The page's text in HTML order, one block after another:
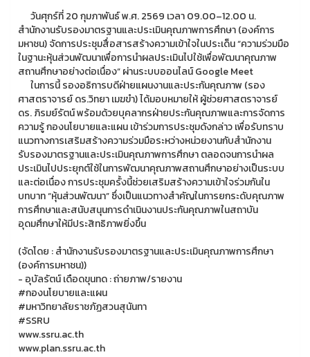
วันศุกร์ที่ 20 กุมภาพันธ์ พ.ศ. 2569 เวลา 09.00–12.00 น.
สำนักงานรับรองมาตรฐานและประเมินคุณภาพการศึกษา (องค์การ
มหาชน) จัดการประชุมสื่อสารสร้างความเข้าใจในประเด็น “ความร่วมมือ
ในฐานะหุ้นส่วนพัฒนาเพื่อการนำผลประเมินไปใช้เพื่อพัฒนาคุณภาพ
สถานศึกษาอย่างต่อเนื่อง” ผ่านระบบออนไลน์ Google Meet
ในการนี้ รองอธิการบดีฝ่ายแผนงานและประกันคุณภาพ (รอง
ศาสตราจารย์ ดร.วิทยา เมฆขำ) ได้มอบหมายให้ ผู้ช่วยศาสตราจารย์
ดร. ภิรมย์รัตน์ พร้อมด้วยบุคลากรฝ่ายประกันคุณภาพและการจัดการ
ความรู้ กองนโยบายและแผน เข้าร่วมการประชุมดังกล่าว เพื่อรับทราบ
แนวทางการเสริมสร้างความร่วมมือระหว่างหน่วยงานกับสำนักงาน
รับรองมาตรฐานและประเมินคุณภาพการศึกษา ตลอดจนการนำผล
ประเมินไปประยุกต์ใช้ในการพัฒนาคุณภาพสถานศึกษาอย่างเป็นระบบ
และต่อเนื่อง การประชุมครั้งนี้ช่วยเสริมสร้างความเข้าใจร่วมกันใน
บทบาท “หุ้นส่วนพัฒนา” ซึ่งเป็นแนวทางสำคัญในการยกระดับคุณภาพ
การศึกษาและสนับสนุนการดำเนินงานประกันคุณภาพในสถาบัน
อุดมศึกษาให้มีประสิทธิภาพยิ่งขึ้น
(จัดโดย : สำนักงานรับรองมาตรฐานและประเมินคุณภาพการศึกษา
(องค์การมหาชน))
- อุบัลรัตน์ เดือดขุนทด : ถ่ายภาพ/รายงาน
#กองนโยบายและแผน
#มหาวิทยาลัยราชภัฏสวนสุนันทา
#SSRU
www.ssru.ac.th
www.plan.ssru.ac.th